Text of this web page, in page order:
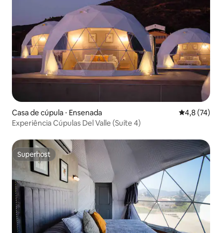
Casa de cúpula ⋅ Ensenada 4,8 de uma
4,8 (74)
Experiência Cúpulas Del Valle (Suíte 4)
Superhost
Superhost